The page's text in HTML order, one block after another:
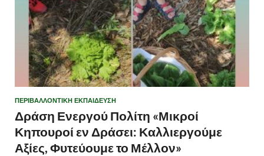
ΠΕΡΙΒΑΛΛΟΝΤΙΚΉ ΕΚΠΑΊΔΕΥΣΗ
Δράση Ενεργού Πολίτη «Μικροί
Κηπουροί εν Δράσει: Καλλιεργούμε
Αξίες, Φυτεύουμε το Μέλλον»